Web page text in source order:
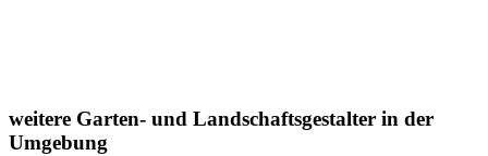
weitere Garten- und Landschaftsgestalter in der
Umgebung